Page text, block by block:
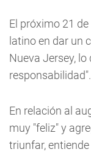
El próximo 21
latino en dar un
Nueva Jersey, lo
responsabilidad".
En relación al
muy "feliz" y
triunfar,